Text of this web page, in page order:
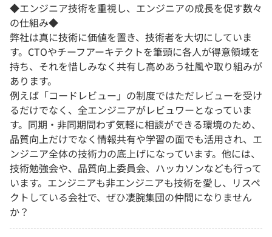
◆エンジニア技術を重視し、エンジニアの成長を促す数々
の仕組み◆
弊社は真に技術に価値を置き、技術者を大切にしていま
す。CTOやチーフアーキテクトを筆頭に各人が得意領域を
持ち、それを惜しみなく共有し高めあう社風や取り組みが
あります。
例えば「コードレビュー」の制度ではただレビューを受け
るだけでなく、全エンジニアがレビュワーとなっていま
す。同期・非同期問わず気軽に相談ができる環境のため、
品質向上だけでなく情報共有や学習の面でも活用され、エ
ンジニア全体の技術力の底上げになっています。他には、
技術勉強会や、品質向上委員会、ハッカソンなども行って
います。エンジニアも非エンジニアも技術を愛し、リスペ
クトしている会社で、ぜひ凄腕集団の仲間になりません
か？